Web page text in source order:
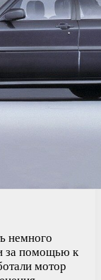
немного
за помощью к
мотор